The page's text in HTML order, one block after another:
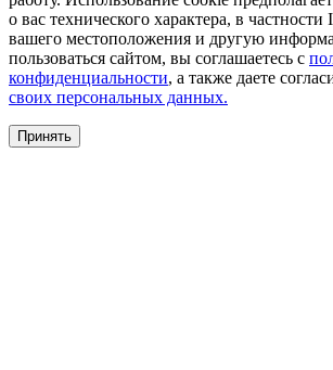
о вас технического характера, в частности
вашего местоположения и другую
пользоваться сайтом, вы соглашаетесь с
конфиденциальности, а также даете
своих персональных данных.
Принять